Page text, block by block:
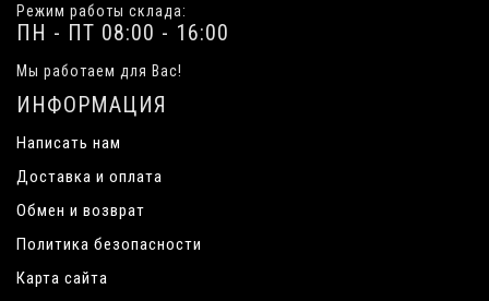
Режим работы склада:
ПН - ПТ 08:00 - 16:00
Мы работаем для Вас!
ИНФОРМАЦИЯ
Написать нам
Доставка и оплата
Обмен и возврат
Политика безопасности
Карта сайта